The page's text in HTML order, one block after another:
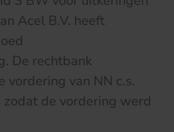
Acel B.V. heeft
De rechtbank
van NN c.s.
de vordering werd